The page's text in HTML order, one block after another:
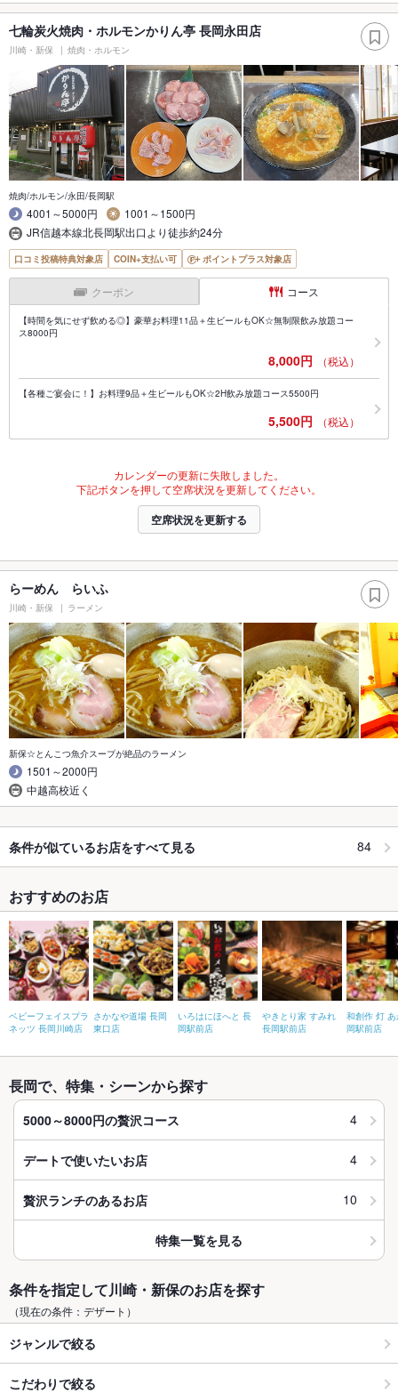
七輪炭火焼肉・ホルモンかりん亭 長岡永田店
川崎・新保 焼肉・ホルモン
焼肉/ホルモン/永田/長岡駅
4001～5000円
1001～1500円
JR信越本線北長岡駅出口より徒歩約24分
口コミ投稿特典対象店 COIN+支払い可 ポイントプラス対象店
クーポン コース
【時間を気にせず飲める◎】豪華お料理11品＋生ビールもOK☆無制限飲み放題コー
ス8000円
8,000円 （税込）
【各種ご宴会に！】お料理9品＋生ビールもOK☆2H飲み放題コース5500円
5,500円 （税込）
カレンダーの更新に失敗しました。
下記ボタンを押して空席状況を更新してください。
空席状況を更新する
らーめん らいふ
川崎・新保 ラーメン
新保☆とんこつ魚介スープが絶品のラーメン
1501～2000円
中越高校近く
条件が似ているお店をすべて見る 84
おすすめのお店
ベビーフェイスプラ
ネッツ 長岡川崎店
さかなや道場 長岡
東口店
いろはにほへと 長
岡駅前店
やきとり家 すみれ
長岡駅前店
和創作 灯
岡駅前店
長岡で、特集・シーンから探す
5000～8000円の贅沢コース 4
デートで使いたいお店 4
贅沢ランチのあるお店 10
特集一覧を見る
条件を指定して川崎・新保のお店を探す
（現在の条件：デザート）
ジャンルで絞る
こだわりで絞る